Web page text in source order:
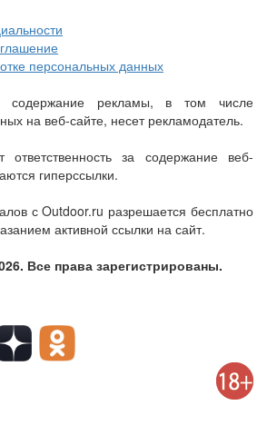
персональных данных
содержание рекламы, в том числе
на веб-сайте, несет рекламодатель.
за содержание веб-
гиперссылки.
с Outdoor.ru разрешается бесплатно
активной ссылки на сайт.
Все права зарегистрированы.